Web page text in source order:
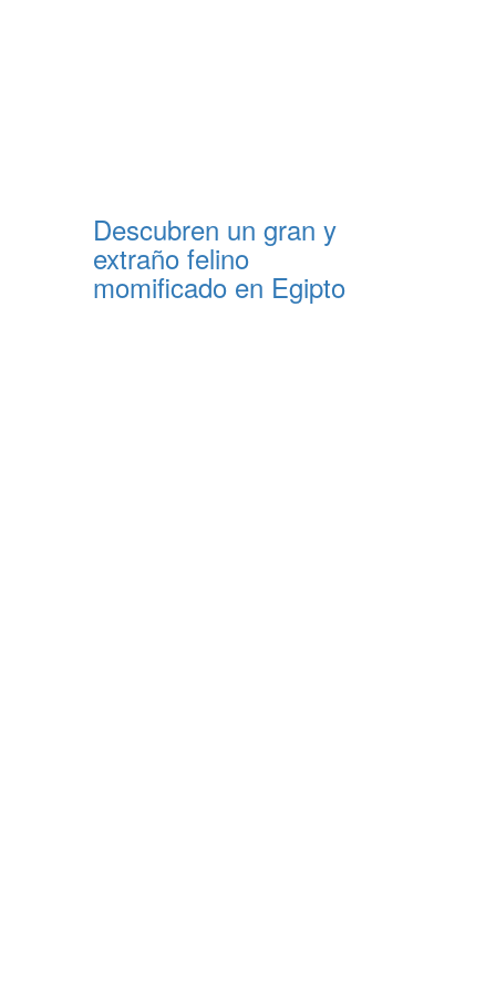
Descubren un gran y
extraño felino
momificado en Egipto